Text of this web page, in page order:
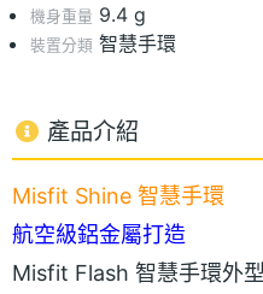
機身重量 9.4 g
裝置分類 智慧手環
產品介紹
Misfit Shine 智慧手環
航空級鋁金屬打造
Misfit Flash 智慧手環外